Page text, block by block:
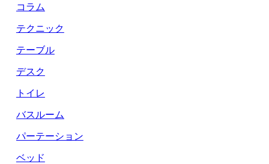
コラム
テクニック
テーブル
デスク
トイレ
バスルーム
パーテーション
ベッド